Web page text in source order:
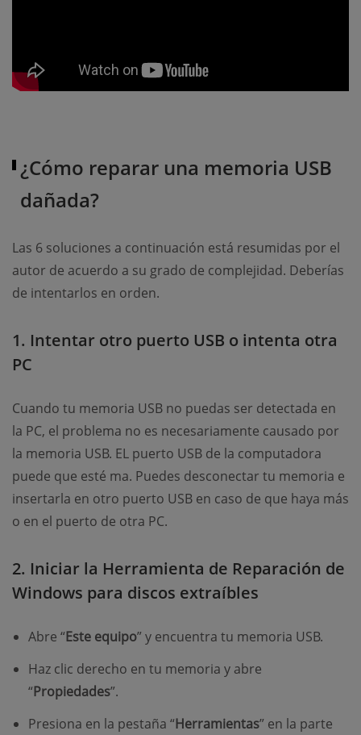
¿Cómo reparar una memoria USB
dañada?
Las 6 soluciones a continuación está resumidas por el
autor de acuerdo a su grado de complejidad. Deberías
de intentarlos en orden.
1. Intentar otro puerto USB o intenta otra
PC
Cuando tu memoria USB no puedas ser detectada en
la PC, el problema no es necesariamente causado por
la memoria USB. EL puerto USB de la computadora
puede que esté ma. Puedes desconectar tu memoria e
insertarla en otro puerto USB en caso de que haya más
o en el puerto de otra PC.
2. Iniciar la Herramienta de Reparación de
Windows para discos extraíbles
Abre “Este equipo” y encuentra tu memoria USB.
Haz clic derecho en tu memoria y abre
“Propiedades”.
Presiona en la pestaña “Herramientas” en la parte